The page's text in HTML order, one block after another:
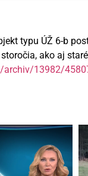
typu ÚŽ 6-b
ako aj
13982/